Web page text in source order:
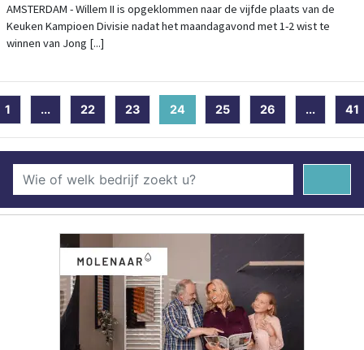
AMSTERDAM - Willem II is opgeklommen naar de vijfde plaats van de
Keuken Kampioen Divisie nadat het maandagavond met 1-2 wist te
winnen van Jong [...]
1 ... 22 23 24 (current)
25 26 ... 41